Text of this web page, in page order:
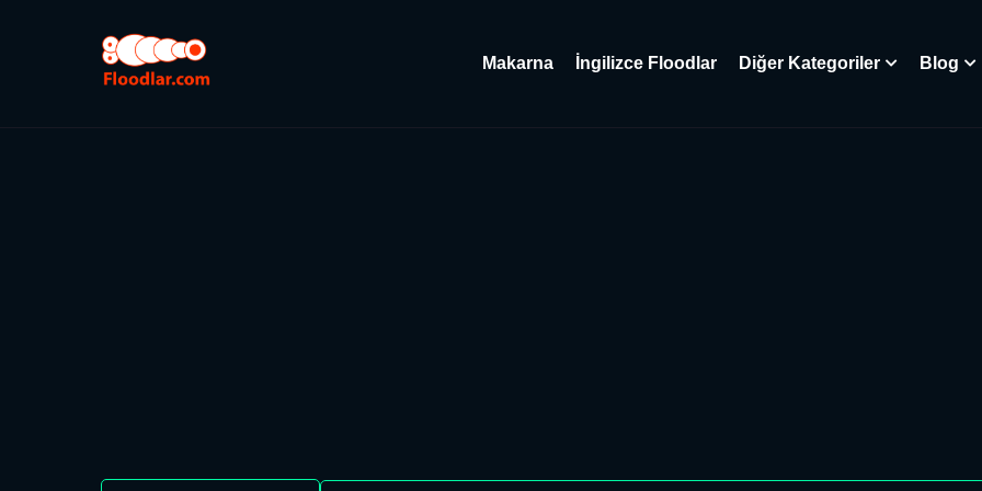
Makarna İngilizce Floodlar Diğer Kategoriler Blog